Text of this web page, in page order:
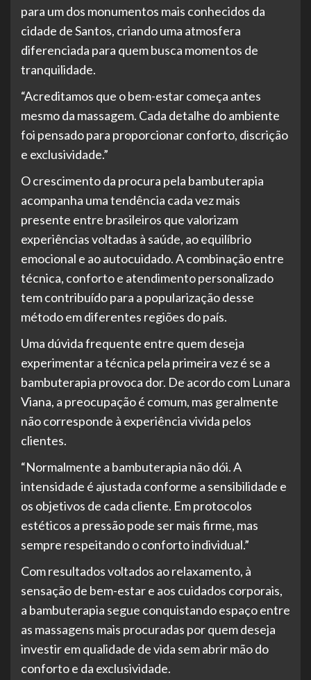
para um dos monumentos mais conhecidos da
cidade de Santos, criando uma atmosfera
diferenciada para quem busca momentos de
tranquilidade.
“Acreditamos que o bem-estar começa antes
mesmo da massagem. Cada detalhe do ambiente
foi pensado para proporcionar conforto, discrição
e exclusividade.”
O crescimento da procura pela bambuterapia
acompanha uma tendência cada vez mais
presente entre brasileiros que valorizam
experiências voltadas à saúde, ao equilíbrio
emocional e ao autocuidado. A combinação entre
técnica, conforto e atendimento personalizado
tem contribuído para a popularização desse
método em diferentes regiões do país.
Uma dúvida frequente entre quem deseja
experimentar a técnica pela primeira vez é se a
bambuterapia provoca dor. De acordo com Lunara
Viana, a preocupação é comum, mas geralmente
não corresponde à experiência vivida pelos
clientes.
“Normalmente a bambuterapia não dói. A
intensidade é ajustada conforme a sensibilidade e
os objetivos de cada cliente. Em protocolos
estéticos a pressão pode ser mais firme, mas
sempre respeitando o conforto individual.”
Com resultados voltados ao relaxamento, à
sensação de bem-estar e aos cuidados corporais,
a bambuterapia segue conquistando espaço entre
as massagens mais procuradas por quem deseja
investir em qualidade de vida sem abrir mão do
conforto e da exclusividade.